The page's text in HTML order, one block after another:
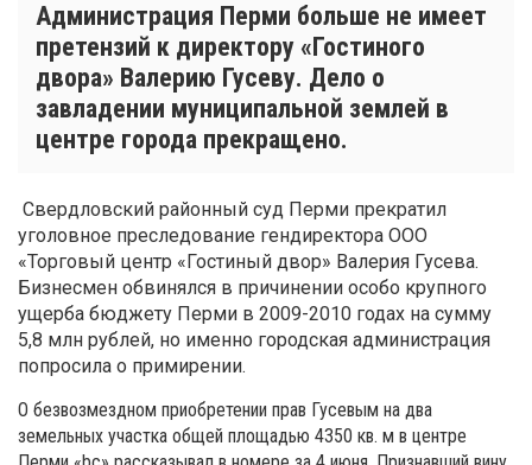
Администрация Перми больше не имеет
претензий к директору «Гостиного
двора» Валерию Гусеву. Дело о
завладении муниципальной землей в
центре города прекращено.
Свердловский районный суд Перми прекратил
уголовное преследование гендиректора ООО
«Торговый центр «Гостиный двор» Валерия Гусева.
Бизнесмен обвинялся в причинении особо крупного
ущерба бюджету Перми в 2009-2010 годах на сумму
5,8 млн рублей, но именно городская администрация
попросила о примирении.
О безвозмездном приобретении прав Гусевым на два
земельных участка общей площадью 4350 кв. м в центре